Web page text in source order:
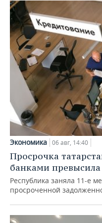
Экономика 06 авг, 14:40
Просрочка
банками
Республика заняла 11-е
просроченной